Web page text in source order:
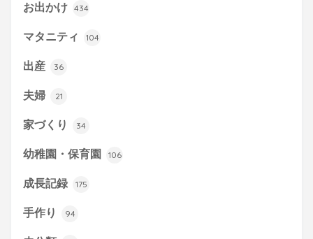
お出かけ 434
マタニティ 104
出産 36
夫婦 21
家づくり 34
幼稚園・保育園 106
成長記録 175
手作り 94